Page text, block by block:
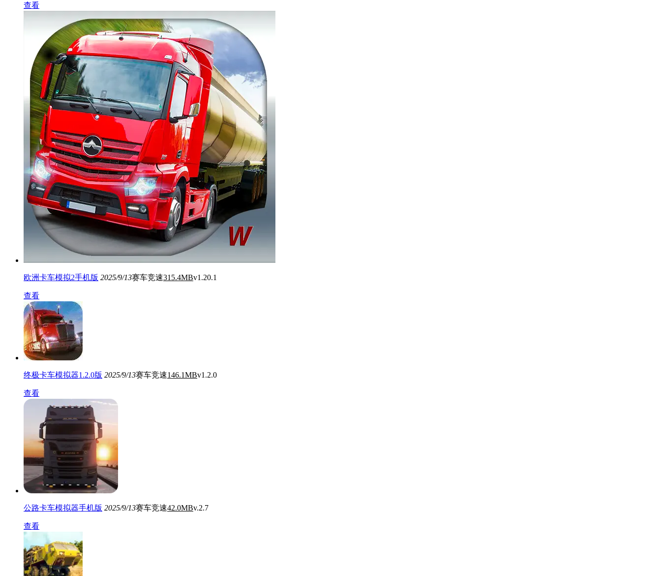
查看
欧洲卡车模拟2手机版 2025/9/13赛车竞速315.4MBv1.20.1
查看
终极卡车模拟器1.2.0版 2025/9/13赛车竞速146.1MBv1.2.0
查看
公路卡车模拟器手机版 2025/9/13赛车竞速42.0MBv.2.7
查看